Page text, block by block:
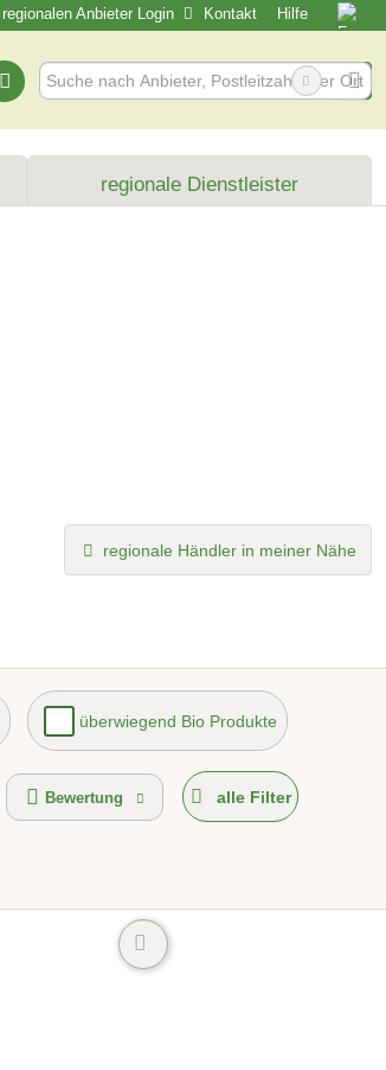
regionalen Anbieter Login Kontakt Hilfe
regionale Dienstleister
regionale Händler in meiner Nähe
überwiegend Bio Produkte
Versand möglich
Bewertung alle Filter